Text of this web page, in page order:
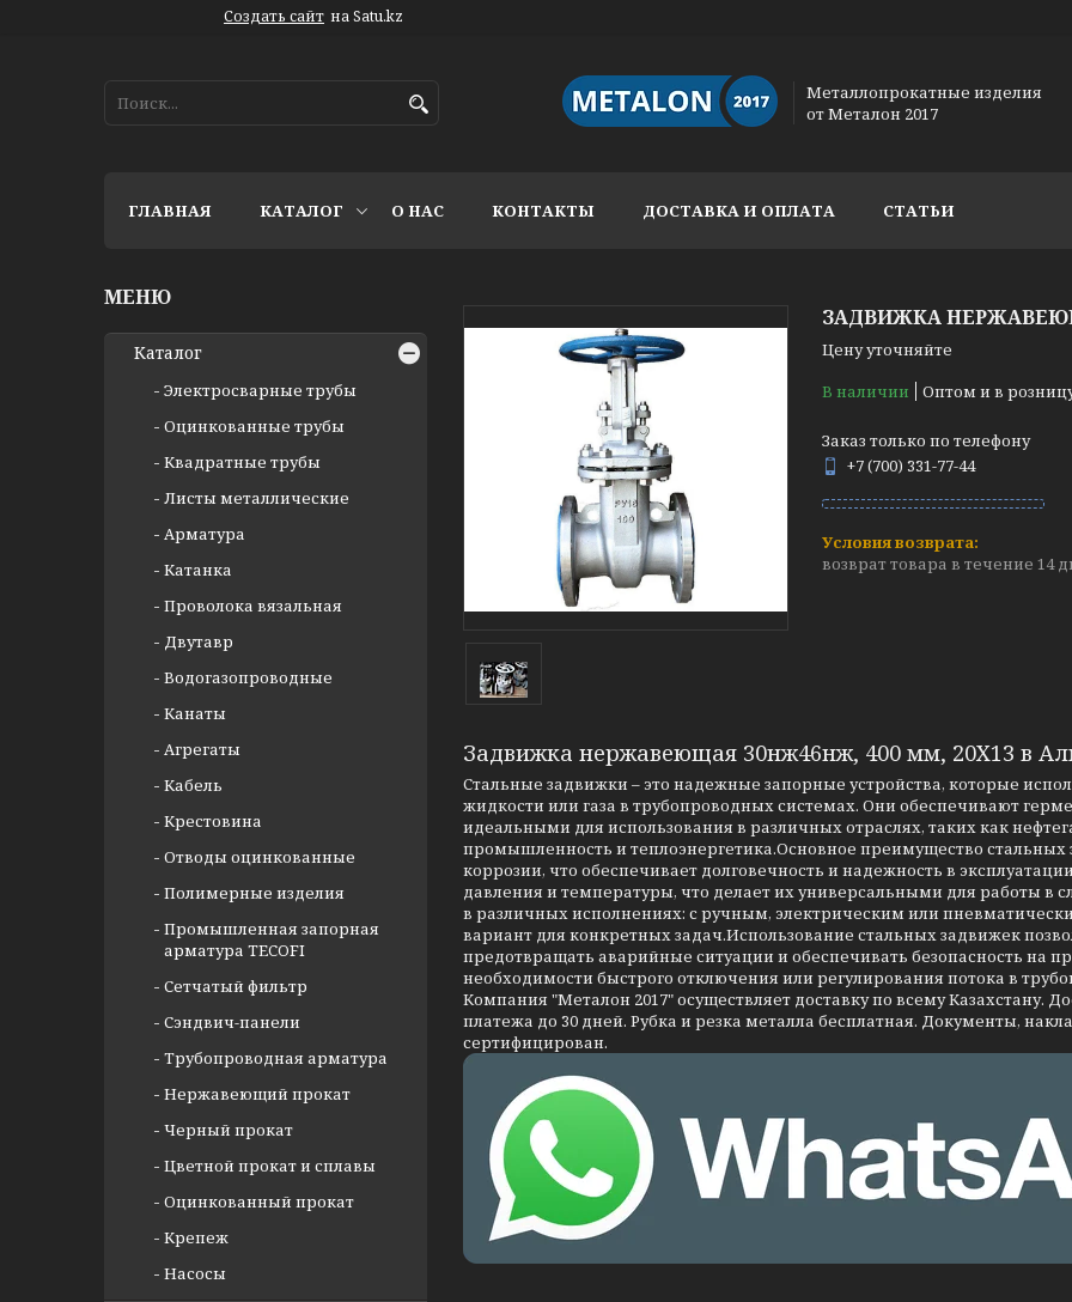
Создать сайт на Satu.kz
Металлопрокатные изделия
от Металон 2017
ГЛАВНАЯ КАТАЛОГ О НАС КОНТАКТЫ ДОСТАВКА И ОПЛАТА СТАТЬИ
ЗАДВИЖКА
Цену уточняйте
В наличии
Оптом и в
Заказ только по телефону
+7 (700) 331-77-44
возврат товара в течение 14
Задвижка нержавеющая 30нж46нж, 400 мм, 20Х13 в
Стальные задвижки – это надежные запорные устройства, которые
жидкости или газа в трубопроводных системах. Они обеспечивают
идеальными для использования в различных отраслях, таких как
промышленность и теплоэнергетика.Основное преимущество стальных
коррозии, что обеспечивает долговечность и надежность в
давления и температуры, что делает их универсальными для работы в
в различных исполнениях: с ручным, электрическим или
вариант для конкретных задач.Использование стальных задвижек
предотвращать аварийные ситуации и обеспечивать безопасность
необходимости быстрого отключения или регулирования потока в
Компания "Металон 2017" осуществляет доставку по всему Казахстану.
платежа до 30 дней. Рубка и резка металла бесплатная. Документы,
сертифицирован.
Каталог
Электросварные трубы
Оцинкованные трубы
Квадратные трубы
Листы металлические
Арматура
Катанка
Проволока вязальная
Двутавр
Водогазопроводные
Канаты
Агрегаты
Кабель
Крестовина
Отводы оцинкованные
Полимерные изделия
Промышленная запорная
арматура TECOFI
Сетчатый фильтр
Сэндвич-панели
Трубопроводная арматура
Нержавеющий прокат
Черный прокат
Цветной прокат и сплавы
Оцинкованный прокат
Крепеж
Насосы